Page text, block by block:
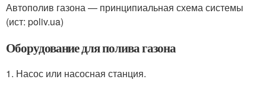
Автополив газона — принципиальная схема системы
(ист: poliv.ua)
Оборудование для полива газона
1. Насос или насосная станция.